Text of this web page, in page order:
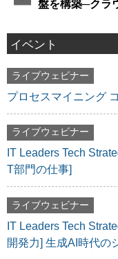
盤を構築─クラ
イベント
ライブウェビナー
プロセスマイニング
ライブウェビナー
IT Leaders Tech
T部門の仕事]
ライブウェビナー
IT Leaders Tech
開発力] 生成AI時代の